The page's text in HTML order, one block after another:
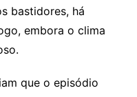
bastidores, há
embora o clima
que o episódio